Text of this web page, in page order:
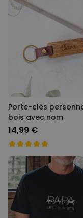
Porte-clés
bois avec nom
14,99 €